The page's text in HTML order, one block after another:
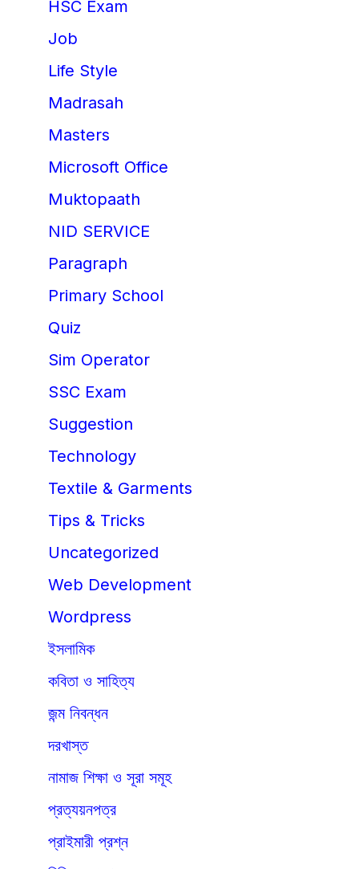
HSC Exam
Job
Life Style
Madrasah
Masters
Microsoft Office
Muktopaath
NID SERVICE
Paragraph
Primary School
Quiz
Sim Operator
SSC Exam
Suggestion
Technology
Textile & Garments
Tips & Tricks
Uncategorized
Web Development
Wordpress
ইসলামিক
কবিতা ও সাহিত্য
জন্ম নিবন্ধন
দরখাস্ত
নামাজ শিক্ষা ও সূরা সমূহ
প্রত্যয়নপত্র
প্রাইমারী প্রশ্ন